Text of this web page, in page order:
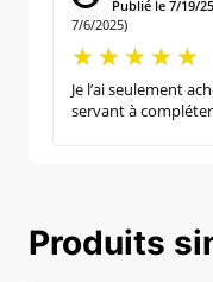
Publié le 7/19/
7/6/2025)
Je l’ai seulement
servant à
Produits